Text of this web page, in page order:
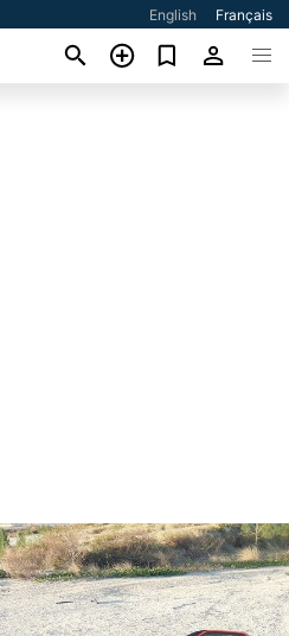
English Français